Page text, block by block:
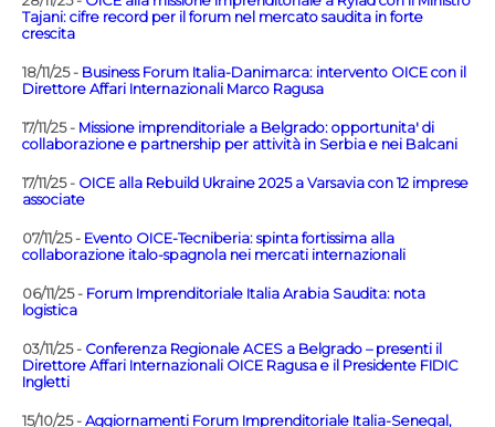
Tajani: cifre record per il forum nel mercato saudita in forte
crescita
18/11/25 - Business Forum Italia-Danimarca: intervento OICE con il
Direttore Affari Internazionali Marco Ragusa
17/11/25 - Missione imprenditoriale a Belgrado: opportunita' di
collaborazione e partnership per attività in Serbia e nei Balcani
17/11/25 - OICE alla Rebuild Ukraine 2025 a Varsavia con 12 imprese
associate
07/11/25 - Evento OICE-Tecniberia: spinta fortissima alla
collaborazione italo-spagnola nei mercati internazionali
06/11/25 - Forum Imprenditoriale Italia Arabia Saudita: nota
logistica
03/11/25 - Conferenza Regionale ACES a Belgrado – presenti il
Direttore Affari Internazionali OICE Ragusa e il Presidente FIDIC
Ingletti
15/10/25 - Aggiornamenti Forum Imprenditoriale Italia-Senegal,